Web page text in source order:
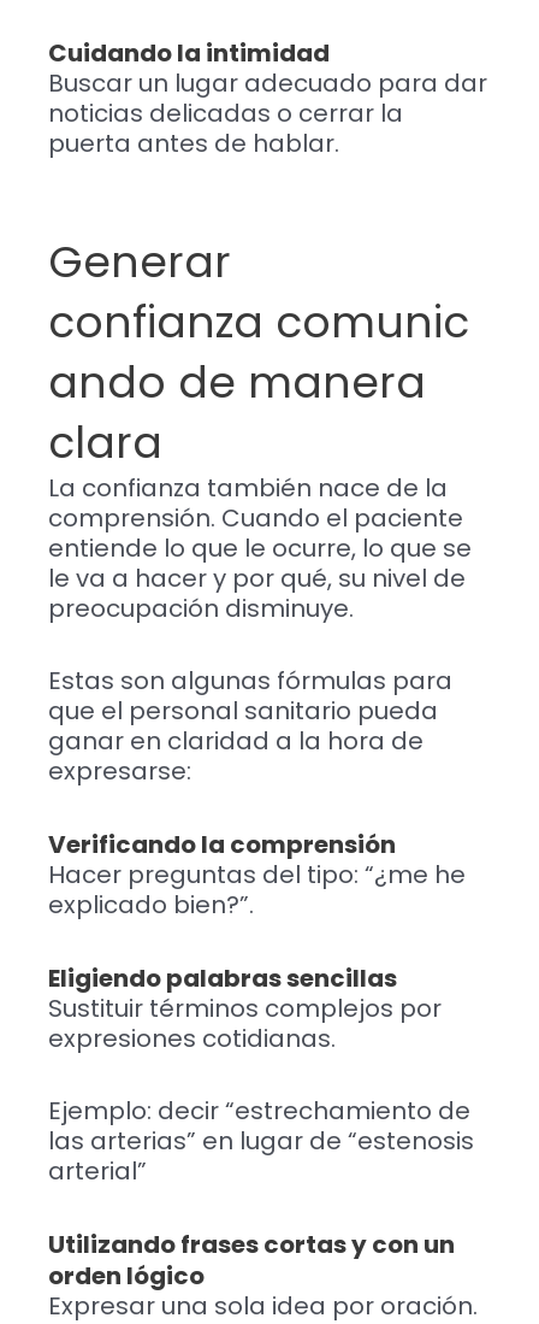
Cuidando la intimidad
Buscar un lugar adecuado para dar
noticias delicadas o cerrar la
puerta antes de hablar.
Generar
confianza comunic
ando de manera
clara
La confianza también nace de la
comprensión. Cuando el paciente
entiende lo que le ocurre, lo que se
le va a hacer y por qué, su nivel de
preocupación disminuye.
Estas son algunas fórmulas para
que el personal sanitario pueda
ganar en claridad a la hora de
expresarse:
Verificando la comprensión
Hacer preguntas del tipo: “¿me he
explicado bien?”.
Eligiendo palabras sencillas
Sustituir términos complejos por
expresiones cotidianas.
Ejemplo: decir “estrechamiento de
las arterias” en lugar de “estenosis
arterial”
Utilizando frases cortas y con un
orden lógico
Expresar una sola idea por oración.